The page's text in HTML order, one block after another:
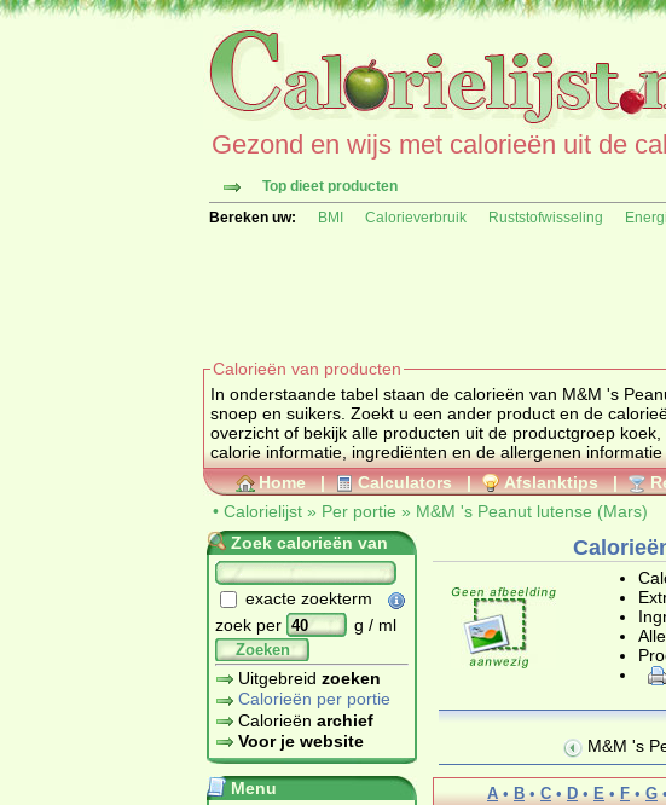
Gezond en wijs met calorieën uit de
Top dieet producten
Bereken uw:
BMI Calorieverbruik Ruststofwisseling
Calorieën van producten
In onderstaande tabel staan de calorieën van M&M 's
snoep en suikers. Zoekt u een ander product en
overzicht of bekijk alle producten uit de productgroep
calorie informatie, ingrediënten en de allergenen informatie
Home | Calculators | Afslanktips |
• Calorielijst » Per portie » M&M 's Peanut lutense (Mars)
Zoek calorieën van
exacte zoekterm
zoek per
g / ml
Zoeken
Uitgebreid zoeken
Calorieën per portie
Calorieën archief
Voor je website
Menu
M&M 's
A • B • C • D • E • F • G •